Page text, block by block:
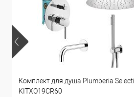
Комплект для душа Plumberia
KITXO19CR60